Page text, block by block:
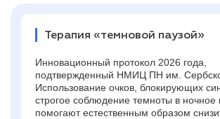
Терапия «темновой паузой»
Инновационный протокол 2026 года,
подтвержденный НМИЦ ПН им.
Использование очков, блокирующих
строгое соблюдение темноты в ночное
помогают естественным образом